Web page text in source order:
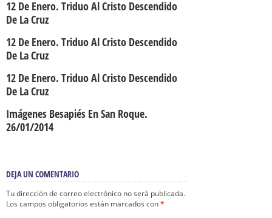
12 De Enero. Triduo Al Cristo Descendido
De La Cruz
12 De Enero. Triduo Al Cristo Descendido
De La Cruz
12 De Enero. Triduo Al Cristo Descendido
De La Cruz
Imágenes Besapiés En San Roque.
26/01/2014
DEJA UN COMENTARIO
Tu dirección de correo electrónico no será publicada.
Los campos obligatorios están marcados con*